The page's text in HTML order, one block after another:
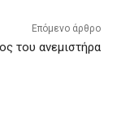
Επόμενο άρθρο
του ανεμιστήρα